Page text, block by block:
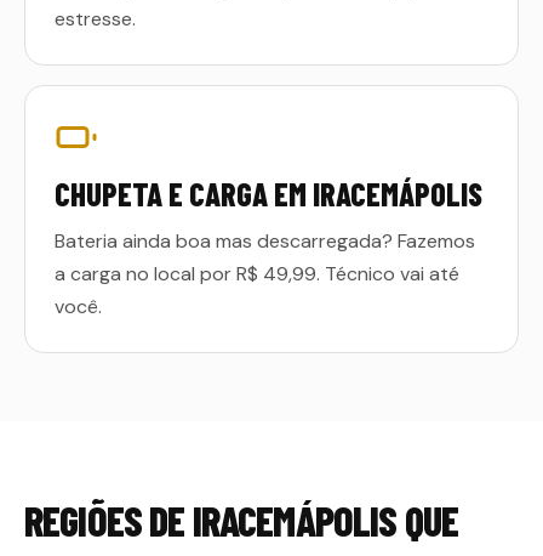
estresse.
CHUPETA E CARGA EM IRACEMÁPOLIS
Bateria ainda boa mas descarregada? Fazemos
a carga no local por R$ 49,99. Técnico vai até
você.
REGIÕES DEIRACEMÁPOLISQUE